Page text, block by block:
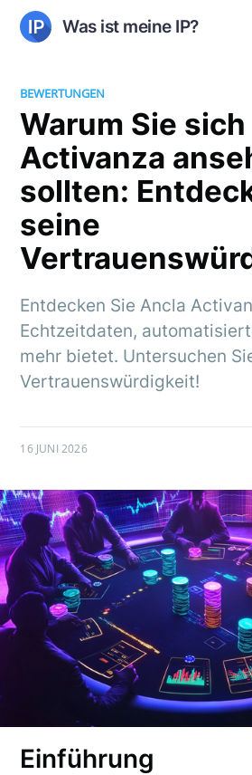
Was ist meine IP?
BEWERTUNGEN
Warum Sie
Activanza
sollten:
seine
Entdecken Sie Ancla
Echtzeitdaten,
mehr bietet. Untersuchen
Vertrauenswürdigkeit!
16 JUNI 2026
Einführung